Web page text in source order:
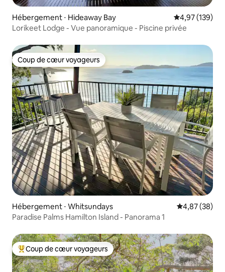
Hébergement ⋅ Hideaway Bay Évaluation
4,97 (139)
Lorikeet Lodge - Vue panoramique - Piscine privée
Coup de cœur voyageurs
Coup de cœur voyageurs
Hébergement ⋅ Whitsundays Évaluation
4,87 (38)
Paradise Palms Hamilton Island - Panorama 1
Coups de cœur voyageurs les plus appréciés
Coup de cœur voyageurs